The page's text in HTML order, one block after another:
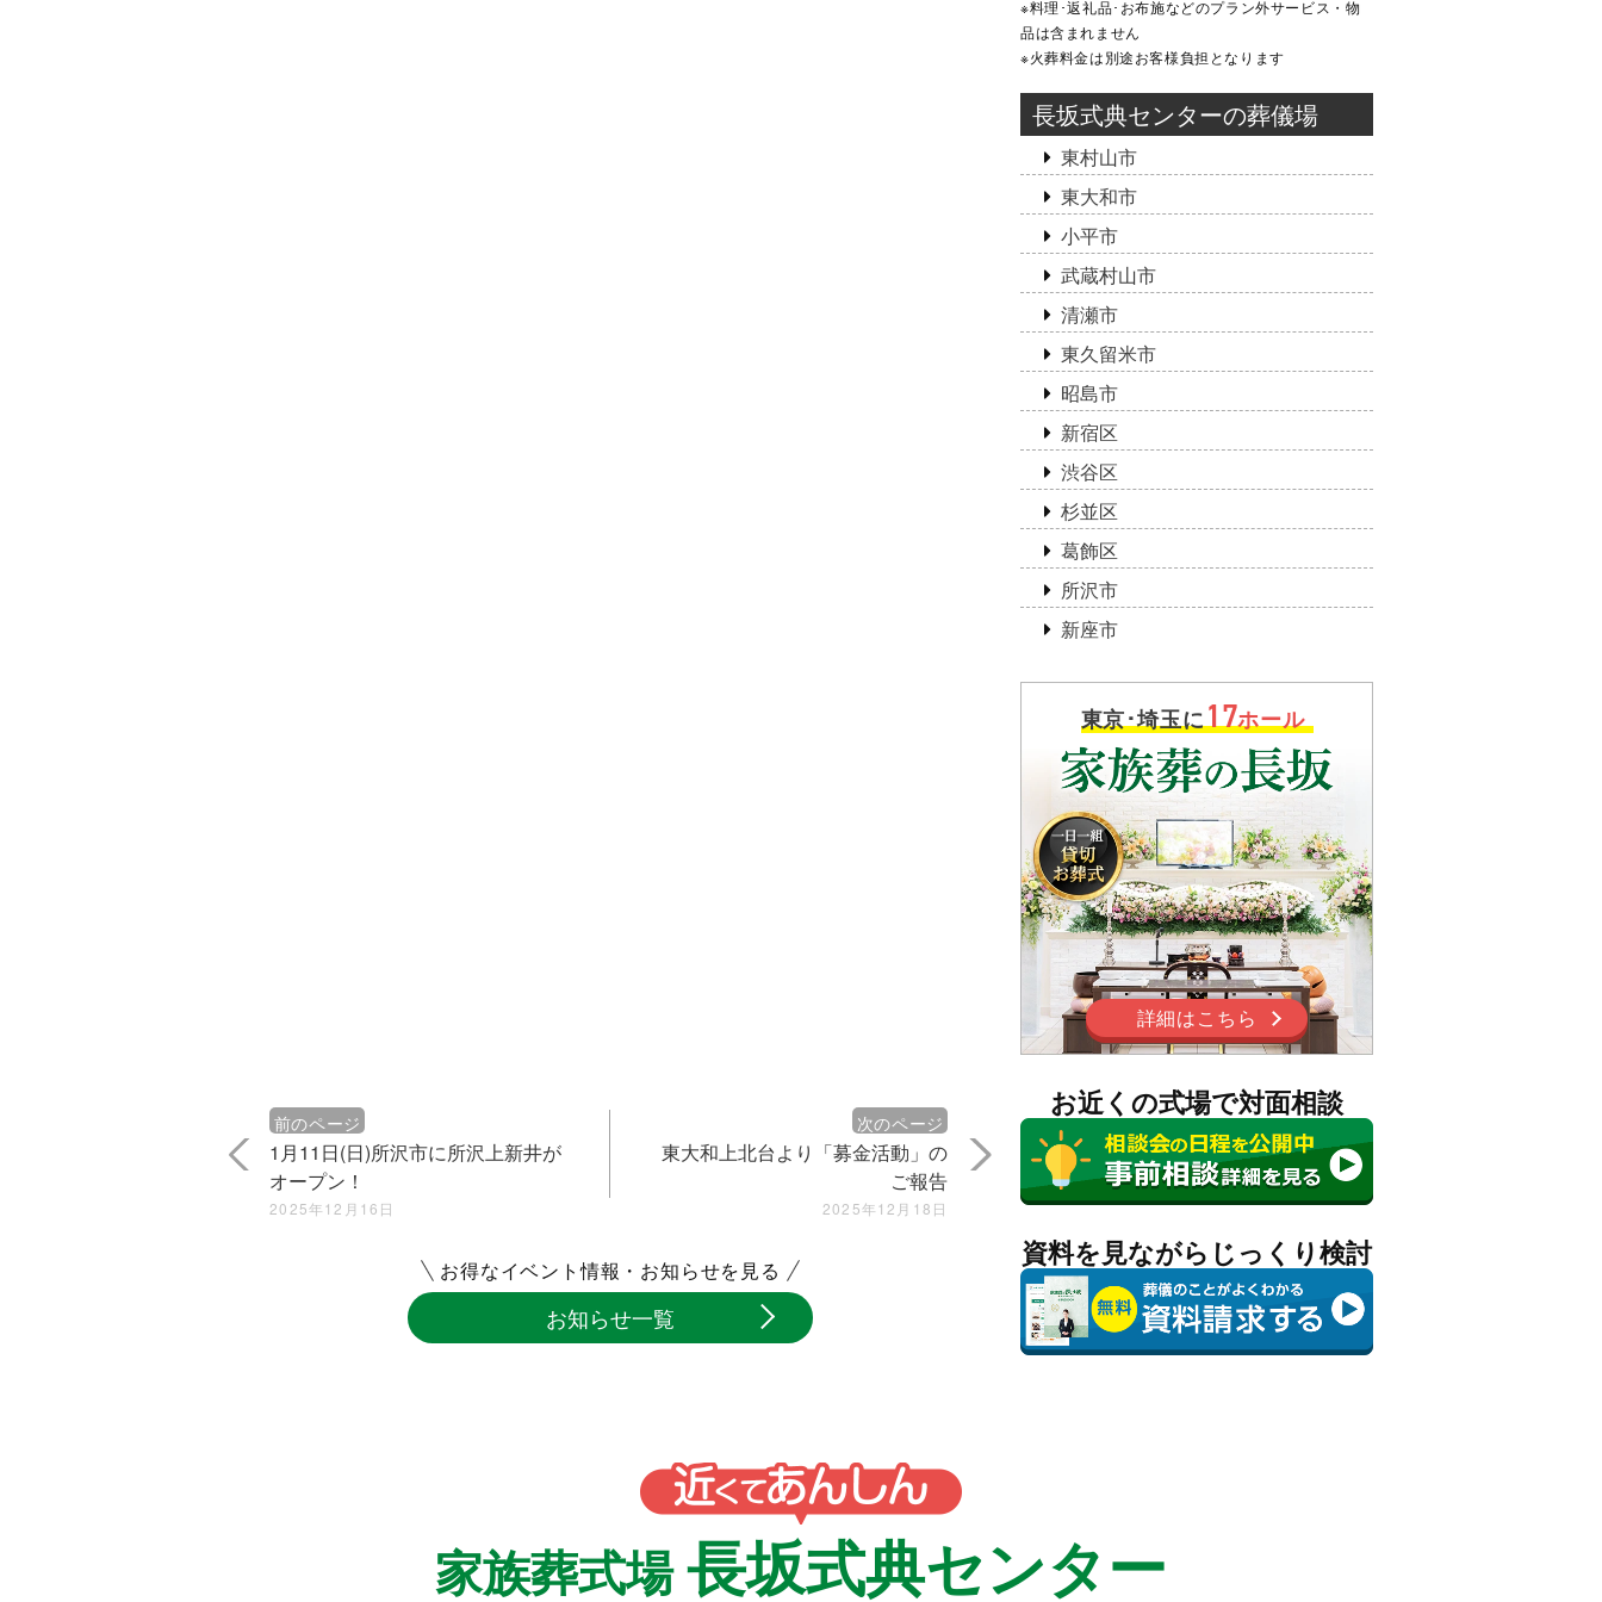
前のページ
1月11日(日)所沢市に所沢上新井が
オープン！
2025年12月16日
次のページ
東大和上北台より「募金活動」の
ご報告
2025年12月18日
お得なイベント情報・お知らせを見る
お知らせ一覧
※料理･返礼品･お布施などのプラン外サービス・物
品は含まれません
※火葬料金は別途お客様負担となります
長坂式典センターの葬儀場
東村山市
東大和市
小平市
武蔵村山市
清瀬市
東久留米市
昭島市
新宿区
渋谷区
杉並区
葛飾区
所沢市
新座市
東京･埼玉に17ホール
詳細はこちら
お近くの式場で対面相談
資料を見ながらじっくり検討
家族葬式場長坂式典センター